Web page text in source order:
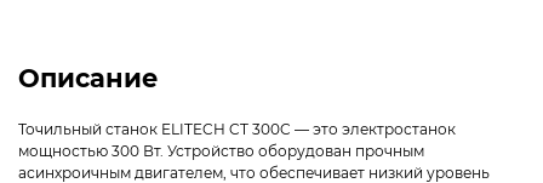
Описание
Точильный станок ELITECH CT 300C — это электростанок
мощностью 300 Вт. Устройство оборудован прочным
асинхроичным двигателем, что обеспечивает низкий уровень